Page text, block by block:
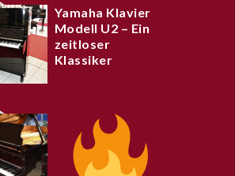
Yamaha Klavier
Modell U2 – Ein
zeitloser
Klassiker